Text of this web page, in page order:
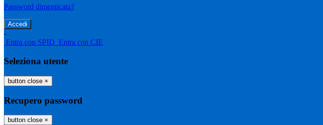
Password dimenticata?
-
Entra con SPID Entra con CIE
Seleziona utente
button close ×
Recupero password
button close ×